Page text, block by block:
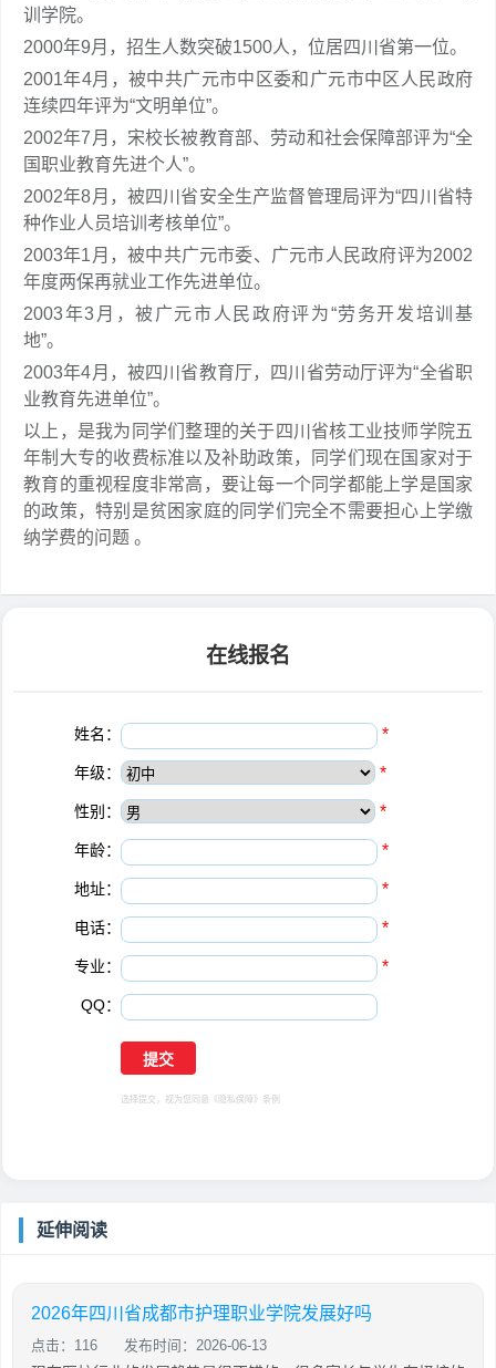
训学院。
2000年9月，招生人数突破1500人，位居四川省第一位。
2001年4月，被中共广元市中区委和广元市中区人民政府
连续四年评为“文明单位”。
2002年7月，宋校长被教育部、劳动和社会保障部评为“全
国职业教育先进个人”。
2002年8月，被四川省安全生产监督管理局评为“四川省特
种作业人员培训考核单位”。
2003年1月，被中共广元市委、广元市人民政府评为2002
年度两保再就业工作先进单位。
2003年3月，被广元市人民政府评为“劳务开发培训基
地”。
2003年4月，被四川省教育厅，四川省劳动厅评为“全省职
业教育先进单位”。
以上，是我为同学们整理的关于四川省核工业技师学院五
年制大专的收费标准以及补助政策，同学们现在国家对于
教育的重视程度非常高，要让每一个同学都能上学是国家
的政策，特别是贫困家庭的同学们完全不需要担心上学缴
纳学费的问题 。
在线报名
姓名： *
年级： *
性别： *
年龄： *
地址： *
电话： *
专业： *
QQ：
选择提交，视为您同意 《隐私保障》 条例
延伸阅读
2026年四川省成都市护理职业学院发展好吗
点击：116 发布时间：2026-06-13